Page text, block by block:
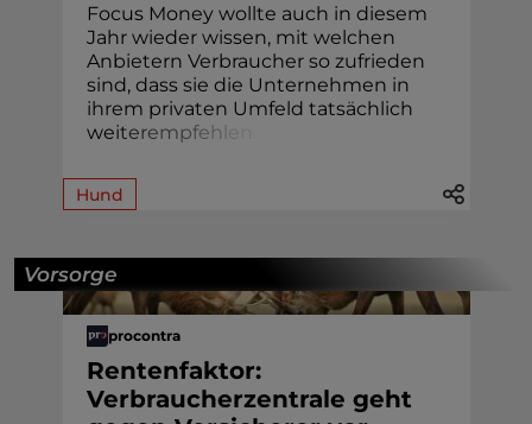
Focus Money wollte auch in diesem
Jahr wieder wissen, mit welchen
Anbietern Verbraucher so zufrieden
sind, dass sie die Unternehmen in
ihrem privaten Umfeld tatsächlich
weiterempfeh le
Hund
Vorsorge
procontra
Rentenfaktor:
Verbraucherzentrale geht